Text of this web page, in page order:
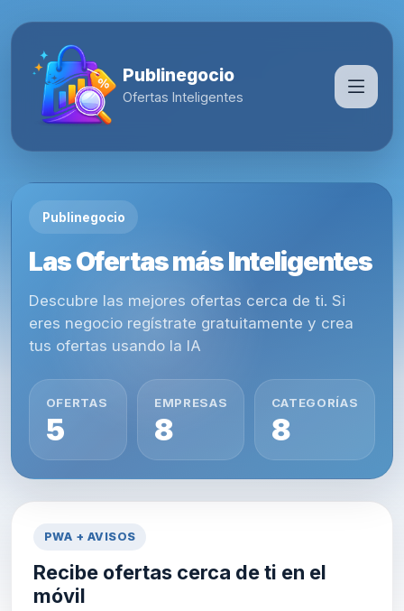
Publinegocio
Ofertas Inteligentes
Publinegocio
Las Ofertas más Inteligentes
Descubre las mejores ofertas cerca de ti. Si
eres negocio regístrate gratuitamente y crea
tus ofertas usando la IA
OFERTAS
5
EMPRESAS
8
CATEGORÍAS
8
PWA + AVISOS
Recibe ofertas cerca de ti en el
móvil